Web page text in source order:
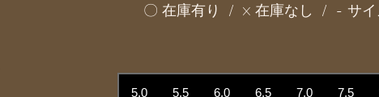
〇 在庫有り / × 在庫なし / - サイ
5.0 5.5 6.0 6.5 7.0 7.5